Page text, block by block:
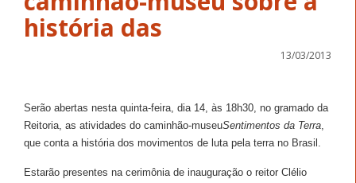
história das
13/03/2013
Serão abertas nesta quinta-feira, dia 14, às 18h30, no gramado da
Reitoria, as atividades do caminhão-museuSentimentos da Terra
que conta a história dos movimentos de luta pela terra no Brasil.
Estarão presentes na cerimônia de inauguração o reitor Clélio